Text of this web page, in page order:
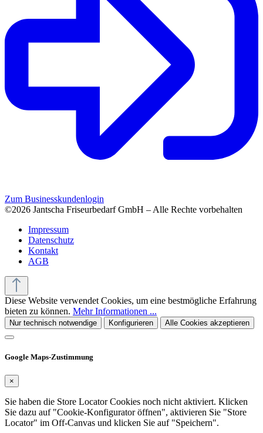
Zum Businesskundenlogin
©2026 Jantscha Friseurbedarf GmbH – Alle Rechte vorbehalten
Impressum
Datenschutz
Kontakt
AGB
Diese Website verwendet Cookies, um eine bestmögliche Erfahrung
bieten zu können. Mehr Informationen ...
Nur technisch notwendige Konfigurieren Alle Cookies akzeptieren
Google Maps-Zustimmung
×
Sie haben die Store Locator Cookies noch nicht aktiviert. Klicken
Sie dazu auf "Cookie-Konfigurator öffnen", aktivieren Sie "Store
Locator" im Off-Canvas und klicken Sie auf "Speichern".